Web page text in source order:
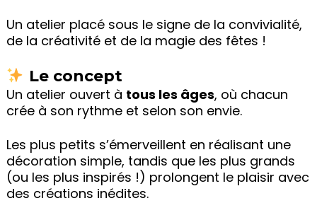
Un atelier placé sous le signe de la convivialité,
de la créativité et de la magie des fêtes !
Le concept
Un atelier ouvert à tous les âges, où chacun
crée à son rythme et selon son envie.
Les plus petits s’émerveillent en réalisant une
décoration simple, tandis que les plus grands
(ou les plus inspirés !) prolongent le plaisir avec
des créations inédites.